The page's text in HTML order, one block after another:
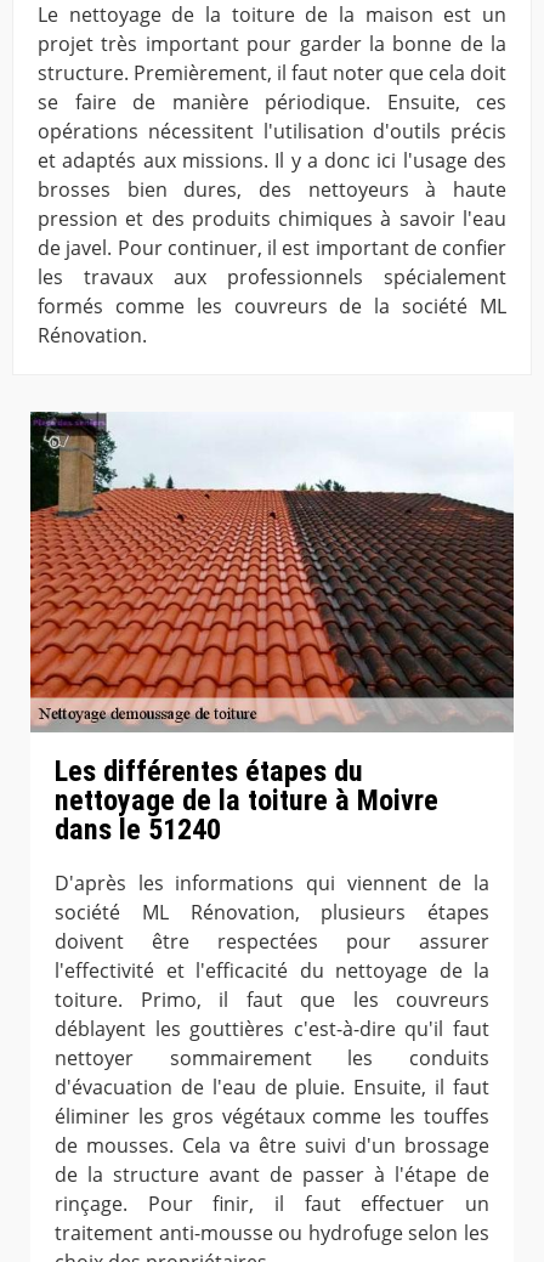
Le nettoyage de la toiture de la maison est un
projet très important pour garder la bonne de la
structure. Premièrement, il faut noter que cela doit
se faire de manière périodique. Ensuite, ces
opérations nécessitent l'utilisation d'outils précis
et adaptés aux missions. Il y a donc ici l'usage des
brosses bien dures, des nettoyeurs à haute
pression et des produits chimiques à savoir l'eau
de javel. Pour continuer, il est important de confier
les travaux aux professionnels spécialement
formés comme les couvreurs de la société ML
Rénovation.
Les différentes étapes du
nettoyage de la toiture à Moivre
dans le 51240
D'après les informations qui viennent de la
société ML Rénovation, plusieurs étapes
doivent être respectées pour assurer
l'effectivité et l'efficacité du nettoyage de la
toiture. Primo, il faut que les couvreurs
déblayent les gouttières c'est-à-dire qu'il faut
nettoyer sommairement les conduits
d'évacuation de l'eau de pluie. Ensuite, il faut
éliminer les gros végétaux comme les touffes
de mousses. Cela va être suivi d'un brossage
de la structure avant de passer à l'étape de
rinçage. Pour finir, il faut effectuer un
traitement anti-mousse ou hydrofuge selon les